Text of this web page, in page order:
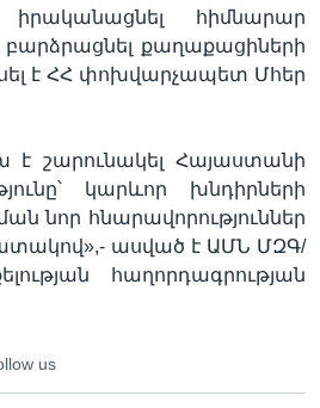
հիմնարար
քաղաքացիների
է ՀՀ փոխվարչապետ Մհեր
է շարունակել Հայաստանի
կարևոր խնդիրների
նոր հնարավորություններ
ասված է ԱՄՆ ՄԶԳ/
հաղորդագրության
us